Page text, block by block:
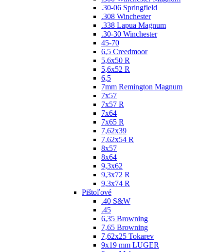
.30-06 Springfield
.308 Winchester
.338 Lapua Magnum
.30-30 Winchester
45-70
6,5 Creedmoor
5,6x50 R
5,6x52 R
6,5
7mm Remington Magnum
7x57
7x57 R
7x64
7x65 R
7,62x39
7,62x54 R
8x57
8x64
9,3x62
9,3x72 R
9,3x74 R
Pištoľové
.40 S&W
.45
6,35 Browning
7,65 Browning
7,62x25 Tokarev
9x19 mm LUGER